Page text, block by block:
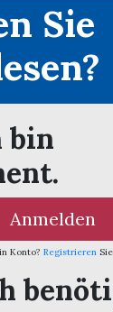
Sie
bin
Anmelden
Konto? Registrieren